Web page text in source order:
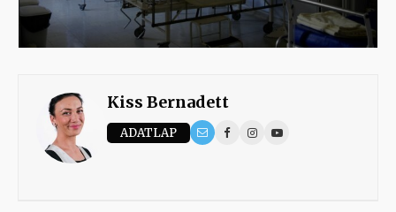
Kiss Bernadett
ADATLAP